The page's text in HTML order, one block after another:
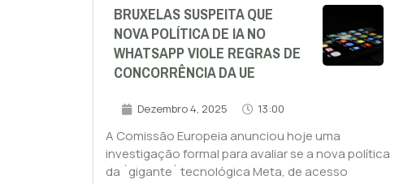
BRUXELAS SUSPEITA QUE
NOVA POLÍTICA DE IA NO
WHATSAPP VIOLE REGRAS DE
CONCORRÊNCIA DA UE
Dezembro 4, 2025 13:00
A Comissão Europeia anunciou hoje uma
investigação formal para avaliar se a nova política
da `gigante` tecnológica Meta, de acesso